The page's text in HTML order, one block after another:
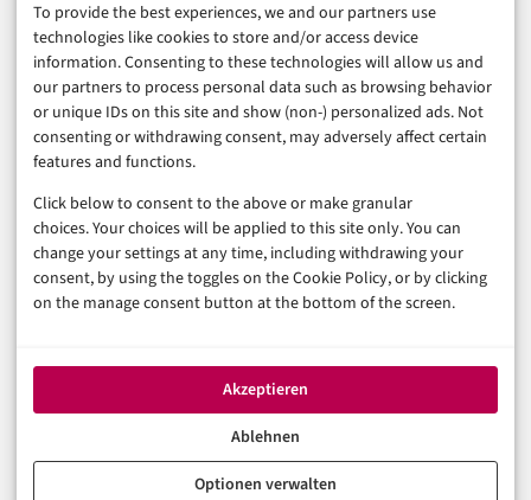
To provide the best experiences, we and our partners use
technologies like cookies to store and/or access device
information. Consenting to these technologies will allow us and
our partners to process personal data such as browsing behavior
or unique IDs on this site and show (non-) personalized ads. Not
consenting or withdrawing consent, may adversely affect certain
features and functions.
Click below to consent to the above or make granular
choices. Your choices will be applied to this site only. You can
change your settings at any time, including withdrawing your
consent, by using the toggles on the Cookie Policy, or by clicking
on the manage consent button at the bottom of the screen.
Akzeptieren
Ablehnen
Optionen verwalten
Business & Karriere
Sicherheit & Recht
Digitalisierung
Marketing
Magazin
Unsere Redaktion
Werbeformate & Media Kit
Rechtliches
Datenschutzerklärung (EU)
Cookie-Richtlinie (EU)